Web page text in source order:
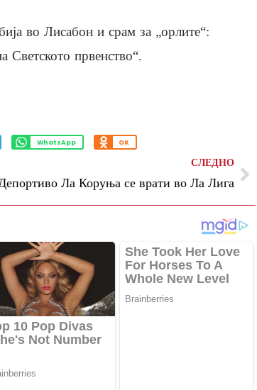
во Лисабон и срам за „орлите“:
Светското првенство“.
WhatsApp OK
СЛЕДНО
Ла Коруња се врати во Ла Лига